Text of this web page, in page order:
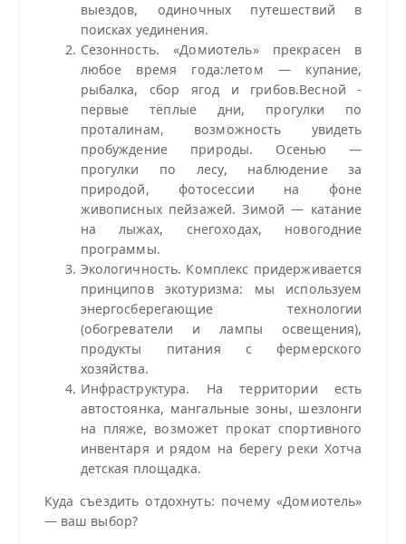
выездов, одиночных путешествий в
поисках уединения.
Сезонность. «Домиотель» прекрасен в
любое время года:летом — купание,
рыбалка, сбор ягод и грибов.Весной -
первые тёплые дни, прогулки по
проталинам, возможность увидеть
пробуждение природы. Осенью —
прогулки по лесу, наблюдение за
природой, фотосессии на фоне
живописных пейзажей. Зимой — катание
на лыжах, снегоходах, новогодние
программы.
Экологичность. Комплекс придерживается
принципов экотуризма: мы используем
энергосберегающие технологии
(обогреватели и лампы освещения),
продукты питания с фермерского
хозяйства.
Инфраструктура. На территории есть
автостоянка, мангальные зоны, шезлонги
на пляже, возможет прокат спортивного
инвентаря и рядом на берегу реки Хотча
детская площадка.
Куда съездить отдохнуть: почему «Домиотель»
— ваш выбор?